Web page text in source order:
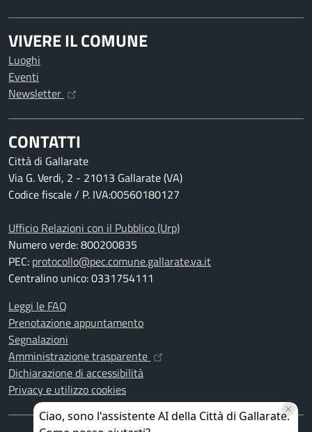
VIVERE IL COMUNE
Luoghi
Eventi
Newsletter
CONTATTI
Città di Gallarate
Via G. Verdi, 2 - 21013 Gallarate (VA)
Codice fiscale / P. IVA:00560180127
Ufficio Relazioni con il Pubblico (Urp)
Numero verde: 800200835
PEC: protocollo@pec.comune.gallarate.va.it
Centralino unico: 0331754111
Leggi le FAQ
Prenotazione appuntamento
Segnalazioni
Amministrazione trasparente
Dichiarazione di accessibilità
Privacy e utilizzo cookies